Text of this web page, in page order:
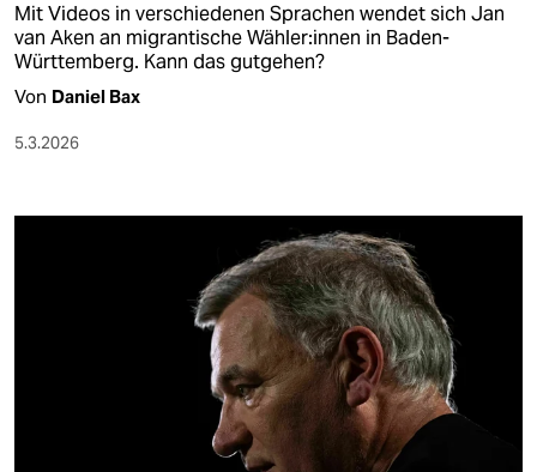
Mit Videos in verschiedenen Sprachen wendet sich Jan
van Aken an migrantische Wäh­le­r:in­nen in Baden-
Württemberg. Kann das gutgehen?
Von Daniel Bax
5.3.2026